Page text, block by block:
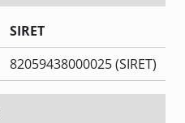
SIRET
82059438000025 (SIRET)